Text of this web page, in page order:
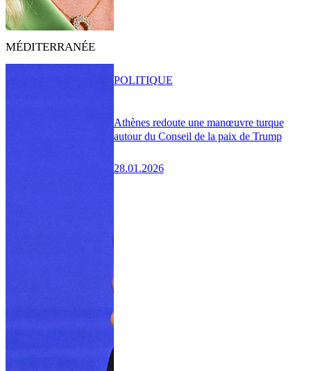
MÉDITERRANÉE
Athènes redoute une manœuvre turque
autour du Conseil de la paix de Trump
28.01.2026
POLITIQUE